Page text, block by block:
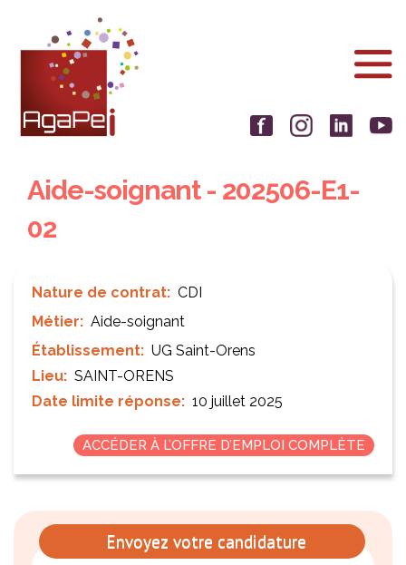
contenu
principal
Aide-soignant - 202506-E1-
02
Nature de contrat
CDI
Métier
Aide-soignant
Établissement
UG Saint-Orens
Lieu
SAINT-ORENS
Date limite réponse
10 juillet 2025
ACCÉDER À L’OFFRE D’EMPLOI COMPLÈTE
Envoyez votre candidature